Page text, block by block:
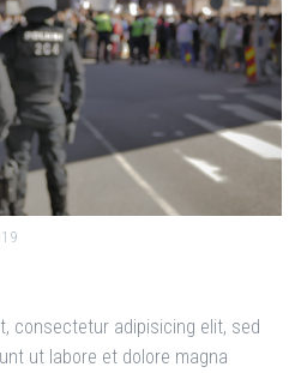
consectetur adipisicing elit, sed
ut labore et dolore magna